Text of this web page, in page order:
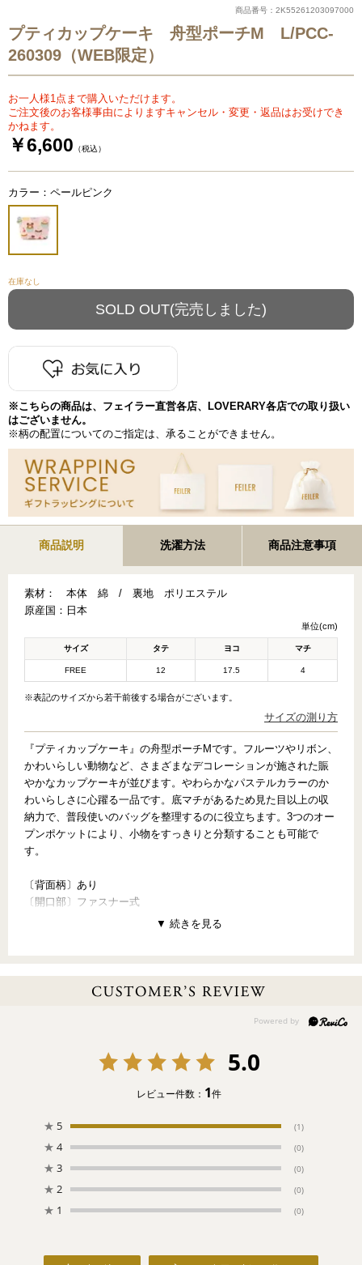
商品番号：2K55261203097000
プティカップケーキ 舟型ポーチM L/PCC-
260309（WEB限定）
お一人様1点まで購入いただけます。
ご注文後のお客様事由によりますキャンセル・変更・返品はお受けでき
かねます。
￥6,600 （税込）
カラー：ペールピンク
在庫なし
※こちらの商品は、フェイラー直営各店、LOVERARY各店での取り扱い
はございません。
※柄の配置についてのご指定は、承ることができません。
商品説明 洗濯方法 商品注意事項
素材：
本体 綿 / 裏地 ポリエステル
原産国： 日本
単位(cm)
サイズ タテ ヨコ マチ
FREE 12 17.5 4
※表記のサイズから若干前後する場合がございます。
サイズの測り方
『プティカップケーキ』の舟型ポーチMです。フルーツやリボン、
かわいらしい動物など、さまざまなデコレーションが施された賑
かなカップケーキが並びます。やわらかなパステルカラーのか
わいらしさに心躍る一品です。底マチがあるため見た目以上の収
納力で、普段使いのバッグを整理するのに役立ちます。3つのオー
プンポケットにより、小物をすっきりと分類することも可能で
す。
〔背面柄〕あり
〔開口部〕ファスナー式
〔内ポケット〕オープンポケット×3（前面裏2、背面裏1）
～Sweets of Happiness～
ぼをトッピング。くまやうさぎ、リボンにお花。かわいいデコレ
ーションにときめきます。
●ご注文後のお客様事由によりますキャンセル・変更・返品はお受
けすることができません。
5.0
レビュー件数： 1件
★ 5 (1)
★ 4 (0)
★ 3 (0)
★ 2 (0)
★ 1 (0)